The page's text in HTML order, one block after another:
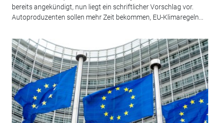
bereits angekündigt, nun liegt ein schriftlicher Vorschlag vor.
Autoproduzenten sollen mehr Zeit bekommen, EU-Klimaregeln...